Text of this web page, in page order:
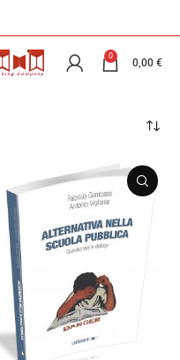
0
0,00 €